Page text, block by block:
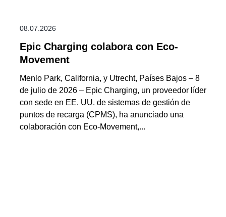
08.07.2026
Epic Charging colabora con Eco-
Movement
Menlo Park, California, y Utrecht, Países Bajos – 8
de julio de 2026 – Epic Charging, un proveedor líder
con sede en EE. UU. de sistemas de gestión de
puntos de recarga (CPMS), ha anunciado una
colaboración con Eco-Movement,...